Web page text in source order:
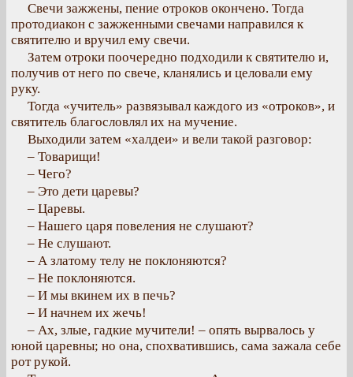
Свечи зажжены, пение отроков окончено. Тогда
протодиакон с зажженными свечами направился к
святителю и вручил ему свечи.
Затем отроки поочередно подходили к святителю и,
получив от него по свече, кланялись и целовали ему
руку.
Тогда «учитель» развязывал каждого из «отроков», и
святитель благословлял их на мучение.
Выходили затем «халдеи» и вели такой разговор:
– Товарищи!
– Чего?
– Это дети царевы?
– Царевы.
– Нашего царя повеления не слушают?
– Не слушают.
– А златому телу не поклоняются?
– Не поклоняются.
– И мы вкинем их в печь?
– И начнем их жечь!
– Ах, злые, гадкие мучители! – опять вырвалось у
юной царевны; но она, спохватившись, сама зажала себе
рот рукой.